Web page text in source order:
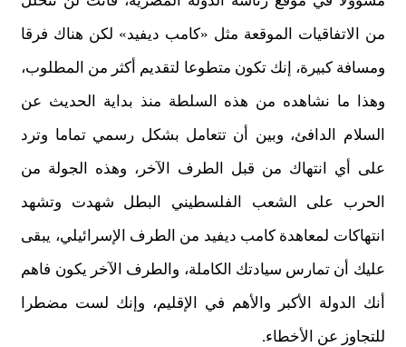
من الاتفاقيات الموقعة مثل «كامب ديفيد» لكن هناك فرقا
ومسافة كبيرة، إنك تكون متطوعا لتقديم أكثر من المطلوب،
وهذا ما نشاهده من هذه السلطة منذ بداية الحديث عن
السلام الدافئ، وبين أن تتعامل بشكل رسمي تماما وترد
على أي انتهاك من قبل الطرف الآخر، وهذه الجولة من
الحرب على الشعب الفلسطيني البطل شهدت وتشهد
انتهاكات لمعاهدة كامب ديفيد من الطرف الإسرائيلي، يبقى
عليك أن تمارس سيادتك الكاملة، والطرف الآخر يكون فاهم
أنك الدولة الأكبر والأهم في الإقليم، وإنك لست مضطرا
للتجاوز عن الأخطاء.